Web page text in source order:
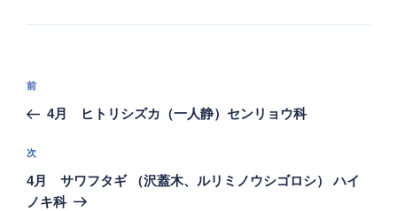
投
ナ
ビ
ゲ
ー
過
去
投
稿
前
4月 ヒトリシズカ（一人静）センリョウ科
次
の
投
次
4月 サワフタギ （沢蓋木、ルリミノウシゴロシ） ハイ
ノキ科